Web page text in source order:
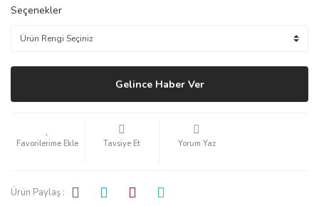
Seçenekler
Gelince Haber Ver
Tavsiye Et Yorum Yaz
Ürün Paylaş :